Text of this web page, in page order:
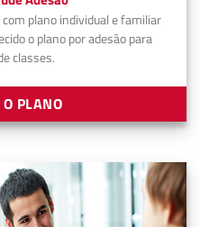
plano individual e familiar
o plano por adesão para
classes.
PLANO